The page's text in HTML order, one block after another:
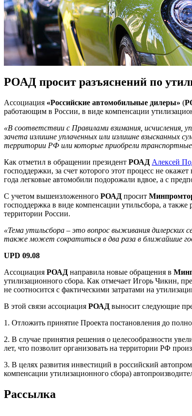
РОАД просит разъяснений по
Ассоциация «Российские автомобильные дилеры» (
работающим в России, в виде компенсации
«В соответствии с Правилами взимания, исчисления,
зачета излишне уплаченных или излишне взысканных
территории РФ или которые приобрели
Как отметил в обращении президент РОАД Алексей
господдержки, за счет которого этот процесс не
года легковые автомобили подорожали вдвое, а с
С учетом вышеизложенного РОАД просит
господдержка в виде компенсации утильсбора, а
территории России.
«Тема утильсбора – это вопрос выживания дилерских
также может сократиться в два раза в ближайшие
UPD 09.08
Ассоциация РОАД направила новые обращения в
утилизационного сбора. Как отмечает Игорь Чикин,
не соотносится с фактическими затратами на
В этой связи ассоциация РОАД выносит следующие
1. Отложить принятие Проекта постановления до
2. В случае принятия решения о целесообразности
лет, что позволит организовать на территории РФ
3. В целях развития инвестиций в российский
компенсации утилизационного сбора)
Рассылка